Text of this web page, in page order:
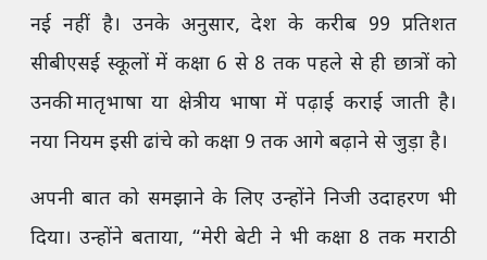
नई नहीं है। उनके अनुसार, देश के करीब 99 प्रतिशत
सीबीएसई स्कूलों में कक्षा 6 से 8 तक पहले से ही छात्रों को
उनकी मातृभाषा या क्षेत्रीय भाषा में पढ़ाई कराई जाती है।
नया नियम इसी ढांचे को कक्षा 9 तक आगे बढ़ाने से जुड़ा है।
अपनी बात को समझाने के लिए उन्होंने निजी उदाहरण भी
दिया। उन्होंने बताया, “मेरी बेटी ने भी कक्षा 8 तक मराठी